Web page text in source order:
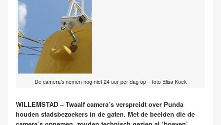
De camera’s nemen nog niet 24 uur per dag op – foto Elisa Koek
WILLEMSTAD – Twaalf camera’s verspreidt over Punda
houden stadsbezoekers in de gaten. Met de beelden die de